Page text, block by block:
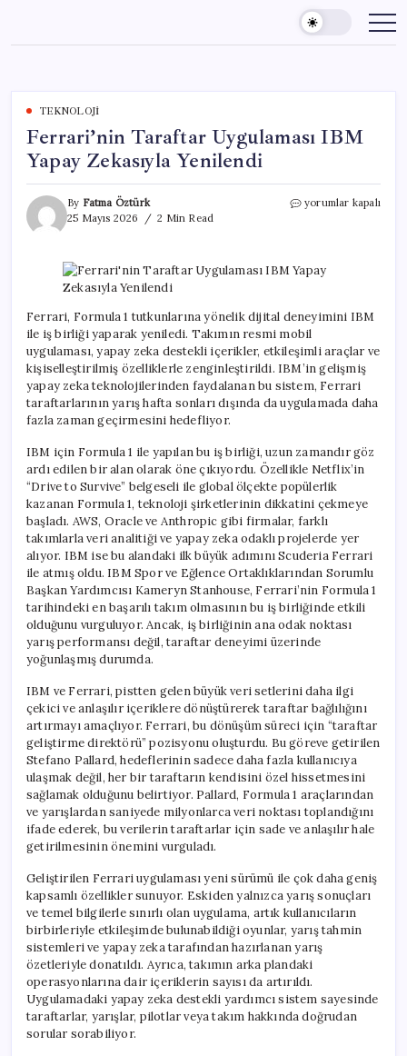
content
TEKNOLOJI
Ferrari’nin Taraftar Uygulaması IBM
Yapay Zekasıyla Yenilendi
By Fatma Öztürk
25 Mayıs 2026
2 Min Read
Ferrari’nin
Zekasıyla
için
yorumlar kapalı
Ferrari, Formula 1 tutkunlarına yönelik dijital deneyimini IBM
ile iş birliği yaparak yeniledi. Takımın resmi mobil
uygulaması, yapay zeka destekli içerikler, etkileşimli araçlar ve
kişiselleştirilmiş özelliklerle zenginleştirildi. IBM’in gelişmiş
yapay zeka teknolojilerinden faydalanan bu sistem, Ferrari
taraftarlarının yarış hafta sonları dışında da uygulamada daha
fazla zaman geçirmesini hedefliyor.
IBM için Formula 1 ile yapılan bu iş birliği, uzun zamandır göz
ardı edilen bir alan olarak öne çıkıyordu. Özellikle Netflix’in
“Drive to Survive” belgeseli ile global ölçekte popülerlik
kazanan Formula 1, teknoloji şirketlerinin dikkatini çekmeye
başladı. AWS, Oracle ve Anthropic gibi firmalar, farklı
takımlarla veri analitiği ve yapay zeka odaklı projelerde yer
alıyor. IBM ise bu alandaki ilk büyük adımını Scuderia Ferrari
ile atmış oldu. IBM Spor ve Eğlence Ortaklıklarından Sorumlu
Başkan Yardımcısı Kameryn Stanhouse, Ferrari’nin Formula 1
tarihindeki en başarılı takım olmasının bu iş birliğinde etkili
olduğunu vurguluyor. Ancak, iş birliğinin ana odak noktası
yarış performansı değil, taraftar deneyimi üzerinde
yoğunlaşmış durumda.
IBM ve Ferrari, pistten gelen büyük veri setlerini daha ilgi
çekici ve anlaşılır içeriklere dönüştürerek taraftar bağlılığını
artırmayı amaçlıyor. Ferrari, bu dönüşüm süreci için “taraftar
geliştirme direktörü” pozisyonu oluşturdu. Bu göreve getirilen
Stefano Pallard, hedeflerinin sadece daha fazla kullanıcıya
ulaşmak değil, her bir taraftarın kendisini özel hissetmesini
sağlamak olduğunu belirtiyor. Pallard, Formula 1 araçlarından
ve yarışlardan saniyede milyonlarca veri noktası toplandığını
ifade ederek, bu verilerin taraftarlar için sade ve anlaşılır hale
getirilmesinin önemini vurguladı.
Geliştirilen Ferrari uygulaması yeni sürümü ile çok daha geniş
kapsamlı özellikler sunuyor. Eskiden yalnızca yarış sonuçları
ve temel bilgilerle sınırlı olan uygulama, artık kullanıcıların
birbirleriyle etkileşimde bulunabildiği oyunlar, yarış tahmin
sistemleri ve yapay zeka tarafından hazırlanan yarış
özetleriyle donatıldı. Ayrıca, takımın arka plandaki
operasyonlarına dair içeriklerin sayısı da artırıldı.
Uygulamadaki yapay zeka destekli yardımcı sistem sayesinde
taraftarlar, yarışlar, pilotlar veya takım hakkında doğrudan
sorular sorabiliyor.